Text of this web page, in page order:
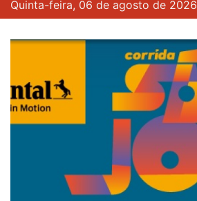
Quinta-feira, 06 de agosto de 2026